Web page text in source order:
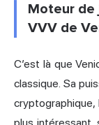
Moteur de
VVV de
C’est là que
classique. Sa